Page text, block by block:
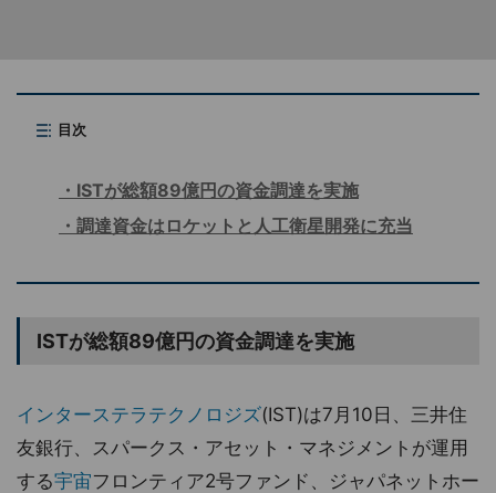
目次
ISTが総額89億円の資金調達を実施
調達資金はロケットと人工衛星開発に充当
ISTが総額89億円の資金調達を実施
インターステラテクノロジズ(IST)は7月10日、三井住
友銀行、スパークス・アセット・マネジメントが運用
する宇宙フロンティア2号ファンド、ジャパネットホー